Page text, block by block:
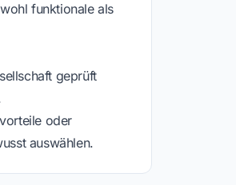
funktionale als
geprüft
oder
auswählen.